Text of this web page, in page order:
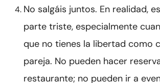
No salgáis juntos. En realidad,
parte triste, especialmente
que no tienes la libertad como
pareja. No pueden hacer
restaurante; no pueden ir a